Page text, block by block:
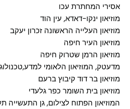
אסירי המחתרת עכו
מוזיאון ינקו-דאדא, עין הוד
מוזיאון העלייה הראשונה זכרון יעקב
מוזיאון העיר חיפה
מוזיאון הרמן שטרוק חיפה
מדעטק, המוזיאון הלאומי
מוזיאון בר דוד קיבוץ ברעם
מוזיאון בית השומר כפר גלעדי
המוזיאון הפתוח לצילום, גן התעשייה